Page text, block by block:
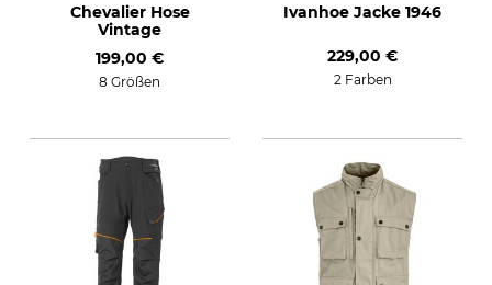
Chevalier Hose
Vintage
199,00 €
8 Größen
Ivanhoe Jacke 1946
229,00 €
2 Farben